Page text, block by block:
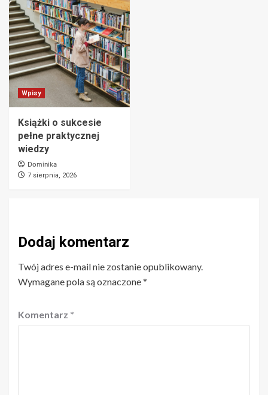
Wpisy
Książki o sukcesie
pełne praktycznej
wiedzy
Dominika
7 sierpnia, 2026
Dodaj komentarz
Twój adres e-mail nie zostanie opublikowany.
Wymagane pola są oznaczone*
Komentarz *